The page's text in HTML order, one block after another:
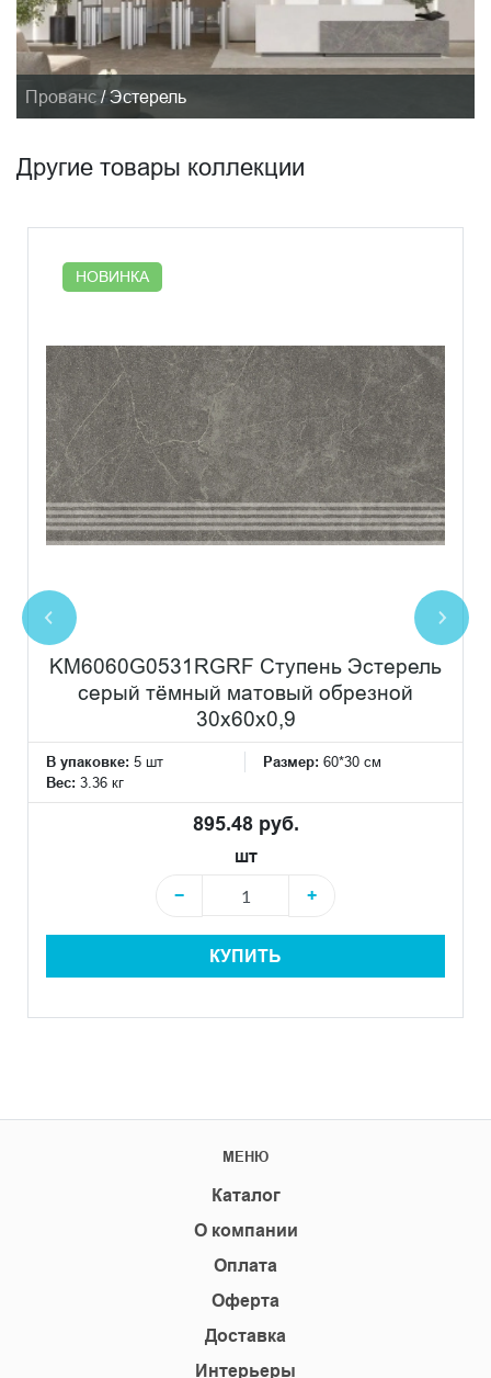
Прованс / Эстерель
Другие товары коллекции
НОВИНКА
KM6060G0531RGRF Ступень Эстерель
серый тёмный матовый обрезной
30x60x0,9
В упаковке: 5 шт Размер: 60*30 см
Вес: 3.36 кг
895.48 руб.
шт
−
+
КУПИТЬ
МЕНЮ
Каталог
О компании
Оплата
Оферта
Доставка
Интерьеры